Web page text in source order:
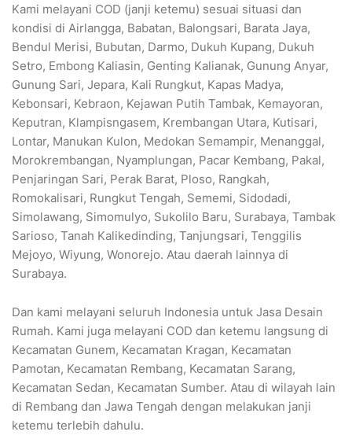
Kami melayani COD (janji ketemu) sesuai situasi dan
kondisi di Airlangga, Babatan, Balongsari, Barata Jaya,
Bendul Merisi, Bubutan, Darmo, Dukuh Kupang, Dukuh
Setro, Embong Kaliasin, Genting Kalianak, Gunung Anyar,
Gunung Sari, Jepara, Kali Rungkut, Kapas Madya,
Kebonsari, Kebraon, Kejawan Putih Tambak, Kemayoran,
Keputran, Klampisngasem, Krembangan Utara, Kutisari,
Lontar, Manukan Kulon, Medokan Semampir, Menanggal,
Morokrembangan, Nyamplungan, Pacar Kembang, Pakal,
Penjaringan Sari, Perak Barat, Ploso, Rangkah,
Romokalisari, Rungkut Tengah, Sememi, Sidodadi,
Simolawang, Simomulyo, Sukolilo Baru, Surabaya, Tambak
Sarioso, Tanah Kalikedinding, Tanjungsari, Tenggilis
Mejoyo, Wiyung, Wonorejo. Atau daerah lainnya di
Surabaya.
Dan kami melayani seluruh Indonesia untuk Jasa Desain
Rumah. Kami juga melayani COD dan ketemu langsung di
Kecamatan Gunem, Kecamatan Kragan, Kecamatan
Pamotan, Kecamatan Rembang, Kecamatan Sarang,
Kecamatan Sedan, Kecamatan Sumber. Atau di wilayah lain
di Rembang dan Jawa Tengah dengan melakukan janji
ketemu terlebih dahulu.